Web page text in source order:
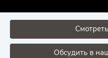
Обсудить в